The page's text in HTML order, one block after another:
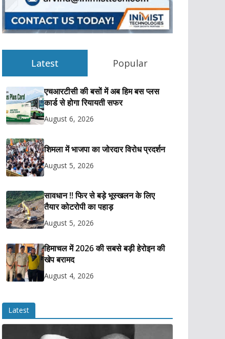
Latest Popular
एचआरटीसी की बसों में अब हिम बस प्लस
कार्ड से होगा रियायती सफर
August 6, 2026
शिमला में भाजपा का जोरदार विरोध प्रदर्शन
August 5, 2026
सावधान !! फिर से बड़े भूस्खलन के लिए
तैयार कोटरोपी का पहाड़
August 5, 2026
हिमाचल में 2026 की सबसे बड़ी हेरोइन की
खेप बरामद
August 4, 2026
Latest